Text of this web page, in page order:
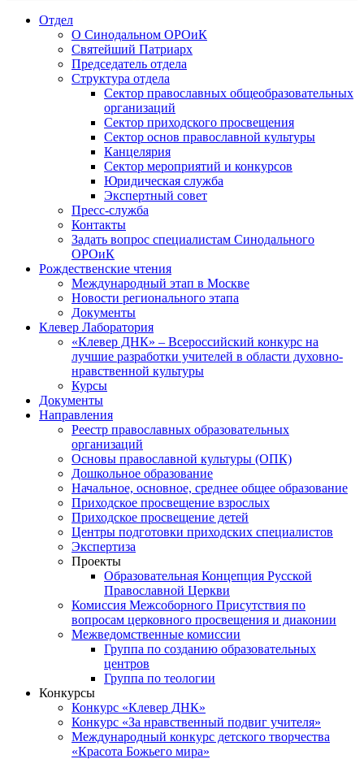
Отдел
О Синодальном ОРОиК
Святейший Патриарх
Председатель отдела
Структура отдела
Сектор православных общеобразовательных
организаций
Сектор приходского просвещения
Сектор основ православной культуры
Канцелярия
Сектор мероприятий и конкурсов
Юридическая служба
Экспертный совет
Пресс-служба
Контакты
Задать вопрос специалистам Синодального
ОРОиК
Рождественские чтения
Международный этап в Москве
Новости регионального этапа
Документы
Клевер Лаборатория
«Клевер ДНК» – Всероссийский конкурс на
лучшие разработки учителей в области духовно-
нравственной культуры
Курсы
Документы
Направления
Реестр православных образовательных
организаций
Основы православной культуры (ОПК)
Дошкольное образование
Начальное, основное, среднее общее образование
Приходское просвещение взрослых
Приходское просвещение детей
Центры подготовки приходских специалистов
Экспертиза
Проекты
Образовательная Концепция Русской
Православной Церкви
Комиссия Межсоборного Присутствия по
вопросам церковного просвещения и диаконии
Межведомственные комиссии
Группа по созданию образовательных
центров
Группа по теологии
Конкурсы
Конкурс «Клевер ДНК»
Конкурс «За нравственный подвиг учителя»
Международный конкурс детского творчества
«Красота Божьего мира»